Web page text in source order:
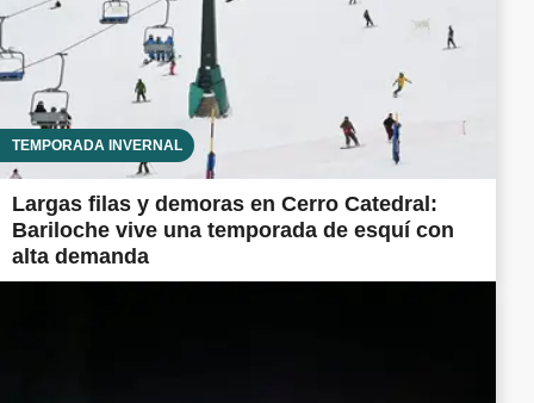
TEMPORADA INVERNAL
Largas filas y demoras en Cerro Catedral:
Bariloche vive una temporada de esquí con
alta demanda